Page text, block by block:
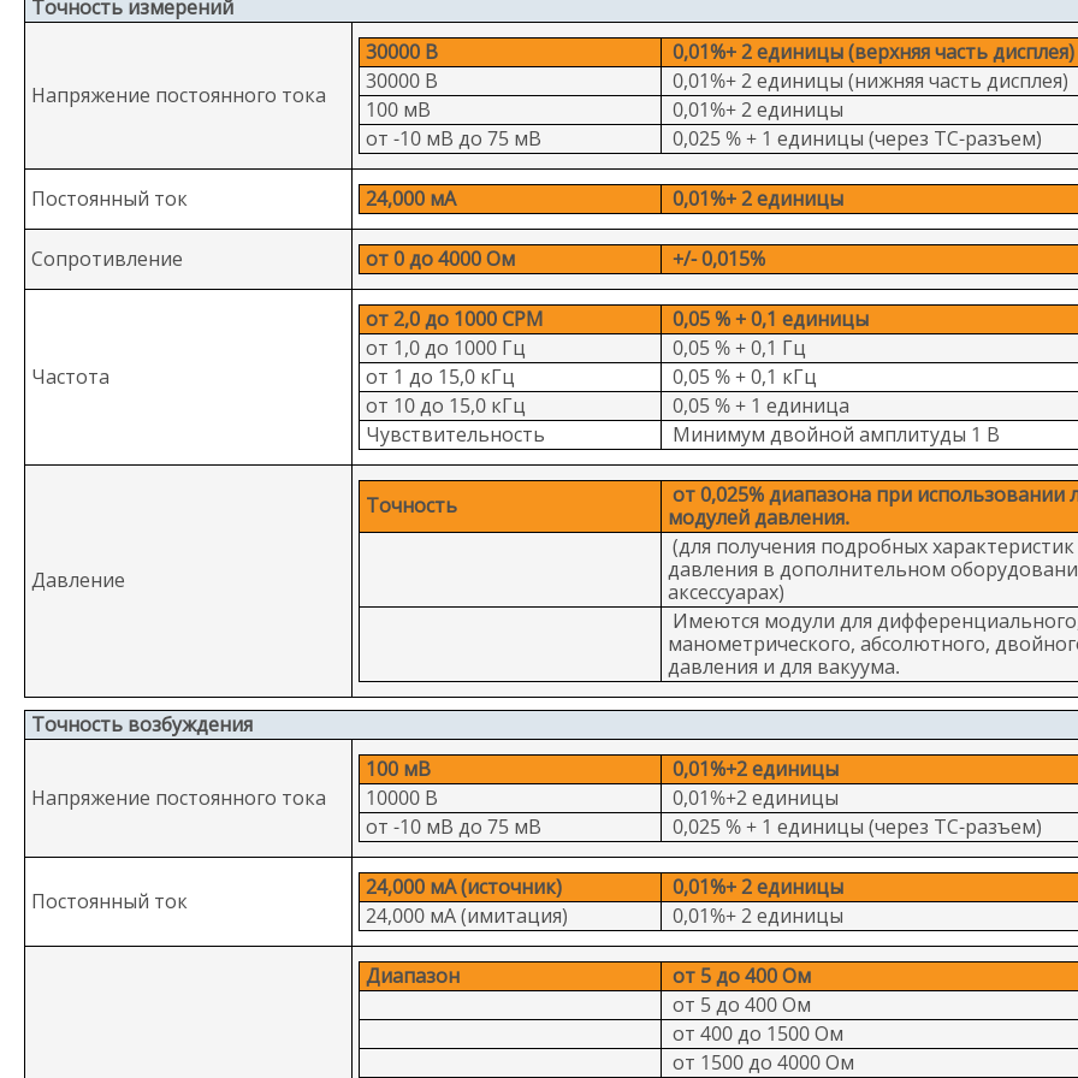
Точность измерений
Напряжение постоянного тока
30000 В
0,01%+ 2 единицы (верхняя часть дисплея)
30000 В
0,01%+ 2 единицы (нижняя часть дисплея)
100 мВ
0,01%+ 2 единицы
от -10 мВ до 75 мВ
0,025 % + 1 единицы (через ТС-разъем)
Постоянный ток 24,000 мА 0,01%+ 2 единицы
Сопротивление от 0 до 4000 Ом +/- 0,015%
Частота
от 2,0 до 1000 CPM
0,05 % + 0,1 единицы
от 1,0 до 1000 Гц
0,05 % + 0,1 Гц
от 1 до 15,0 кГц
0,05 % + 0,1 кГц
от 10 до 15,0 кГц
0,05 % + 1 единица
Чувствительность
Минимум двойной амплитуды 1 В
Давление
Точность
от 0,025% диапазона при использовании
модулей давления.
(для получения подробных
давления в дополнительном
аксессуарах)
Имеются модули для
манометрического, абсолютного,
давления и для вакуума.
Точность возбуждения
Напряжение постоянного тока
100 мВ
0,01%+2 единицы
10000 В
0,01%+2 единицы
от -10 мВ до 75 мВ
0,025 % + 1 единицы (через ТС-разъем)
Постоянный ток
24,000 мА (источник)
0,01%+ 2 единицы
24,000 мА (имитация)
0,01%+ 2 единицы
Диапазон
от 5 до 400 Ом
от 5 до 400 Ом
от 400 до 1500 Ом
от 1500 до 4000 Ом